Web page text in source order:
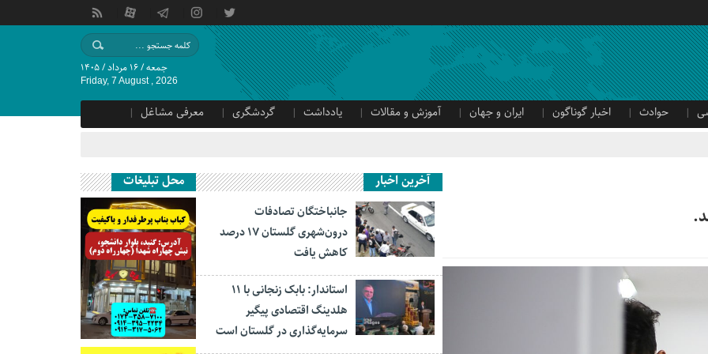
جمعه / ۱۶ مرداد / ۱۴۰۵
Friday, 7 August , 2026
حوادث اخبار گوناگون ایران و جهان آموزش و مقالات یادداشت گردشگری
معرفی مشاغل
آخرین اخبار
جانباختگان تصادفات
درون‌شهری گلستان ۱۷ درصد
کاهش یافت
استاندار: بابک زنجانی با ۱۱
هلدینگ اقتصادی پیگیر
سرمایه‌گذاری در گلستان است
محل تبلیغات